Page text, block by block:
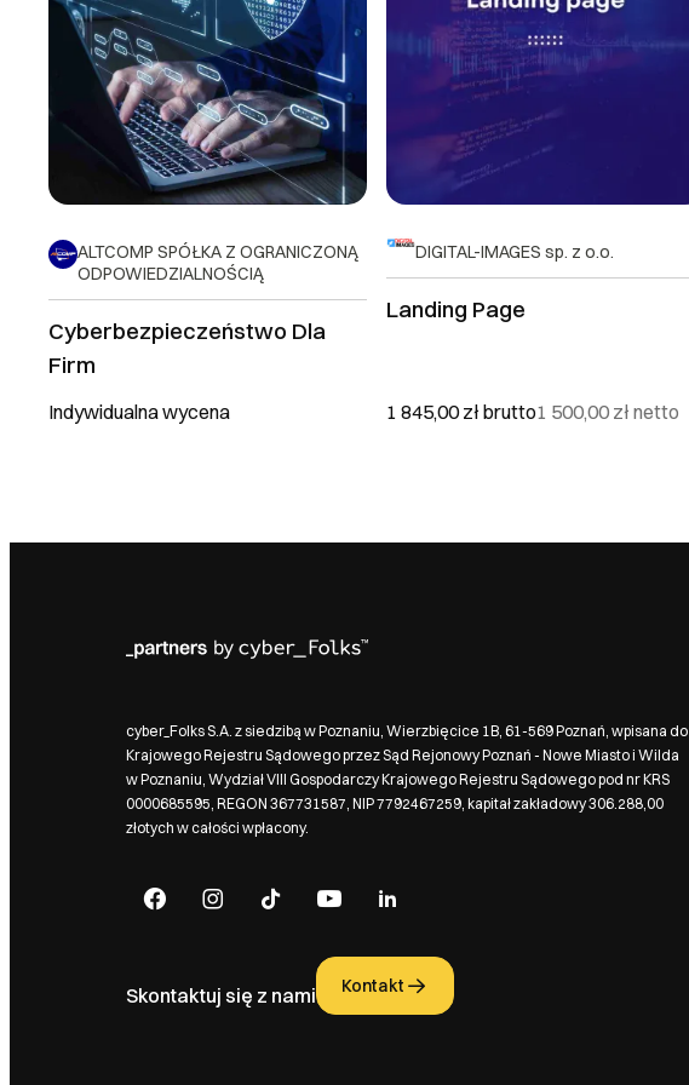
ALTCOMP SPÓŁKA Z OGRANICZONĄ
ODPOWIEDZIALNOŚCIĄ
Cyberbezpieczeństwo Dla
Firm
Indywidualna wycena
DIGITAL-IMAGES sp. z o.o.
Landing Page
1 845,00 złbrutto1 500,00 złnetto
cyber_Folks S.A. z siedzibą w Poznaniu, Wierzbięcice 1B, 61-569 Poznań, wpisana do
Krajowego Rejestru Sądowego przez Sąd Rejonowy Poznań - Nowe Miasto i Wilda
w Poznaniu, Wydział VIII Gospodarczy Krajowego Rejestru Sądowego pod nr KRS
0000685595, REGON 367731587, NIP 7792467259, kapitał zakładowy 306.288,00
złotych w całości wpłacony.
Skontaktuj się z nami Kontakt